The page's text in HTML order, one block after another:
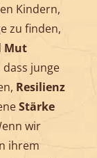
Kindern,
zu finden,
Mut
junge
Resilienz
Stärke
wir
ihrem